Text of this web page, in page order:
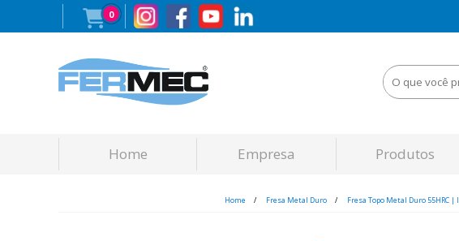
0
Home Empresa Produtos
Home Fresa Metal Duro Fresa Topo Metal Duro 55HRC |